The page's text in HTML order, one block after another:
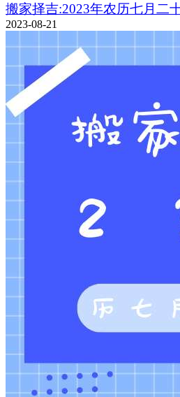
搬家择吉:2023年农历七月二
2023-08-21